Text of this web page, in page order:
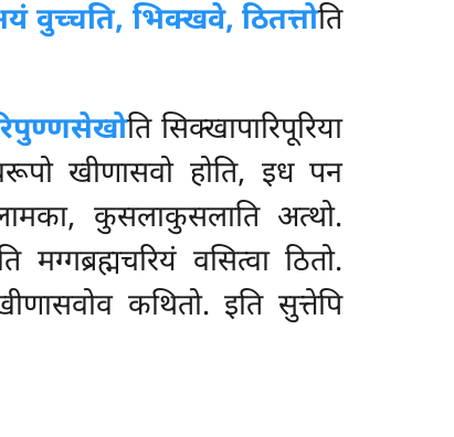
वुच्चति, भिक्खवे, ठितत्तोति
तिसिक्खापारिपूरिया
खीणासवो होति, इध पन
कुसलाकुसलाति अत्थो.
मग्गब्रह्मचरियं वसित्वा ठितो.
कथितो. इति सुत्तेपि